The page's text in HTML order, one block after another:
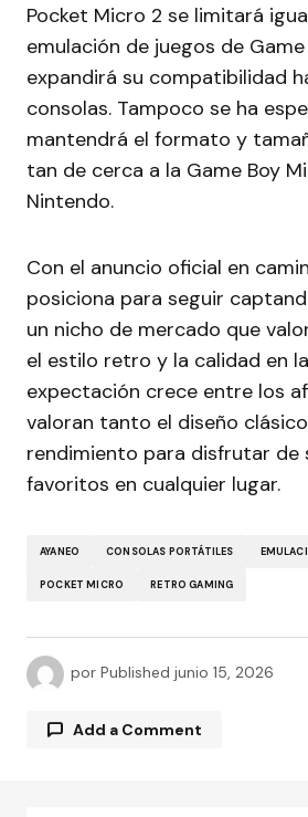
Pocket Micro 2 se limitará
emulación de juegos de
expandirá su compatibilidad
consolas. Tampoco se ha
mantendrá el formato y
tan de cerca a la Game Boy
Nintendo.
Con el anuncio oficial en
posiciona para seguir
un nicho de mercado que
el estilo retro y la calidad en
expectación crece entre los
valoran tanto el diseño
rendimiento para disfrutar de
favoritos en cualquier lugar.
AYANEO CONSOLAS PORTÁTILES
POCKET MICRO RETRO GAMING
por Published junio 15, 2026
Add a Comment